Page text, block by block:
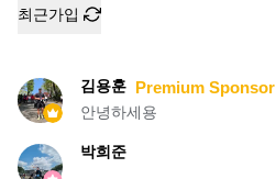
최근가입
김용훈 Premium Sponsor
안녕하세용
박희준